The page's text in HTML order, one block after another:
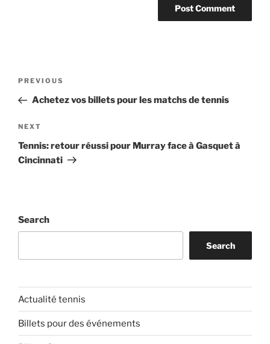
Previous
Post
PREVIOUS
Achetez vos billets pour les matchs de tennis
Next
Post
NEXT
Tennis: retour réussi pour Murray face à Gasquet à
Cincinnati
Search
Search
Actualité tennis
Billets pour des événements